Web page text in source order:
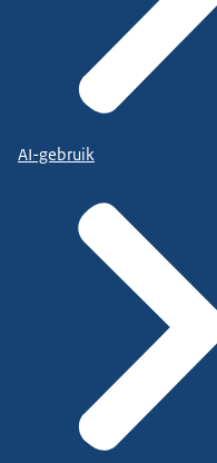
AI-gebruik